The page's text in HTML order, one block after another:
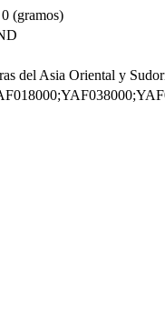
(gramos)
del Asia Oriental y